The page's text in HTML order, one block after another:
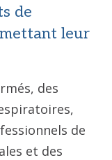
de
leur
des
de
et des